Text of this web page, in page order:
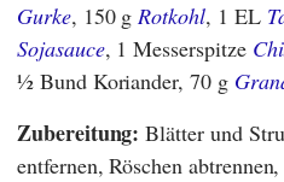
Gurke, 150 gRotkohl, 1 EL
Sojasauce, 1 Messerspitze
½ Bund Koriander, 70 g
Zubereitung:Blätter und
entfernen, Röschen